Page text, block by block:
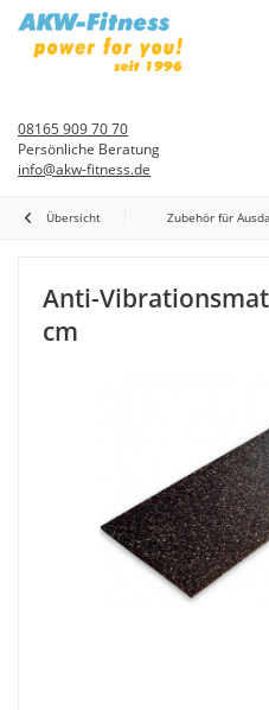
08165 909 70 70
Persönliche Beratung
info@akw-fitness.de
Übersicht Zubehör für
Anti-
cm